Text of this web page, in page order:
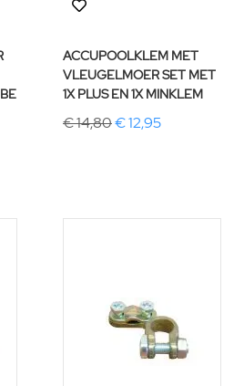
ACCUPOOLKLEM MET
VLEUGELMOER SET MET
1X PLUS EN 1X MINKLEM
€ 14,80€ 12,95